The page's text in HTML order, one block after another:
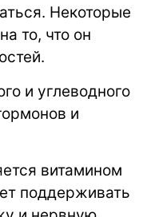
Некоторые
то, что он
и углеводного
и
витамином
поддерживать